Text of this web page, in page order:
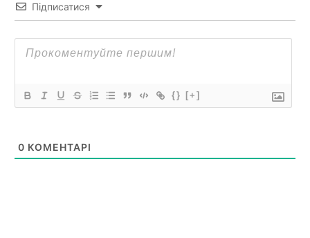
Підписатися
{} [+]
0 КОМЕНТАРІ